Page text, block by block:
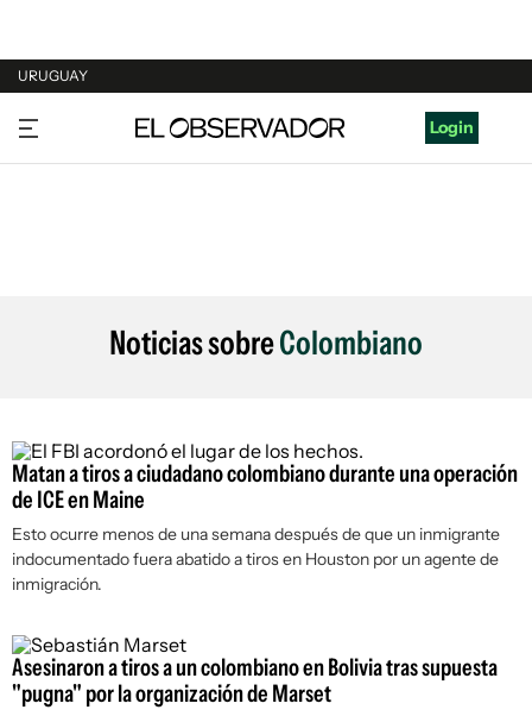
URUGUAY
URUGUAY
ARGENTINA
Login
Noticias sobreColombiano
Matan a tiros a ciudadano colombiano durante una operación
de ICE en Maine
Esto ocurre menos de una semana después de que un inmigrante
indocumentado fuera abatido a tiros en Houston por un agente de
inmigración.
Asesinaron a tiros a un colombiano en Bolivia tras supuesta
"pugna" por la organización de Marset